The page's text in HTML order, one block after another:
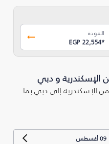
العودة
EGP 22,554*
الإسكندرية و دبي
من الإسكندرية إلى دبي بما
09 أغسطس